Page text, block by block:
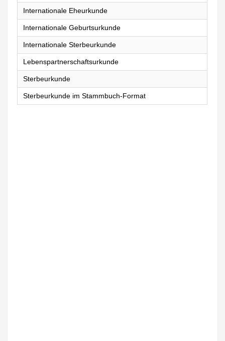
Internationale Eheurkunde
Internationale Geburtsurkunde
Internationale Sterbeurkunde
Lebenspartnerschaftsurkunde
Sterbeurkunde
Sterbeurkunde im Stammbuch-Format